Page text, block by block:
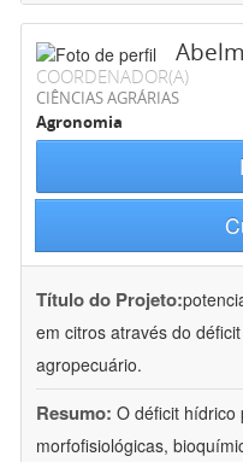
COORDENADOR(A)
CIÊNCIAS AGRÁRIAS
Agronomia
Título do Projeto:
em citros através do
agropecuário.
Resumo: O déficit hídrico
morfofisiológicas,